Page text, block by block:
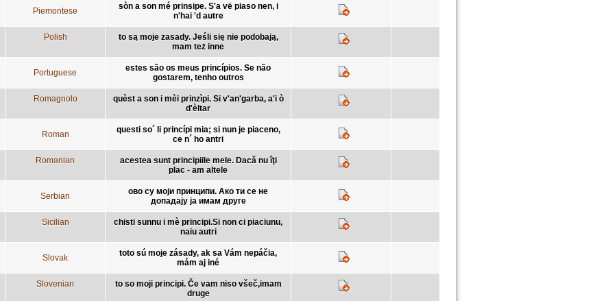
Piemontese
sòn a son mé prinsipe. S'a vë piaso nen, i
n'hai 'd autre
Polish
to są moje zasady. Jeśli się nie podobają,
mam też inne
Portuguese
estes são os meus princípios. Se não
gostarem, tenho outros
Romagnolo
quèst a son i mèi prinzìpi. Si v'an'garba, a'i ò
d'èltar
Roman
questi so´ li princípi mia; si nun je piaceno,
ce n´ ho antri
Romanian
acestea sunt principiile mele. Dacă nu îţi
plac - am altele
Serbian
ово су моји принципи. Ако ти се не
допадају ја имам друге
Sicilian
chisti sunnu i mè principi.Si non ci piaciunu,
naiu autri
Slovak
toto sú moje zásady, ak sa Vám nepáčia,
mám aj iné
Slovenian
to so moji principi. Če vam niso všeč,imam
druge